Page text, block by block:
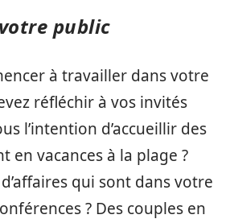
public
à travailler dans votre
réfléchir à vos invités
l’intention d’accueillir des
en vacances à la plage ?
qui sont dans votre
? Des couples en